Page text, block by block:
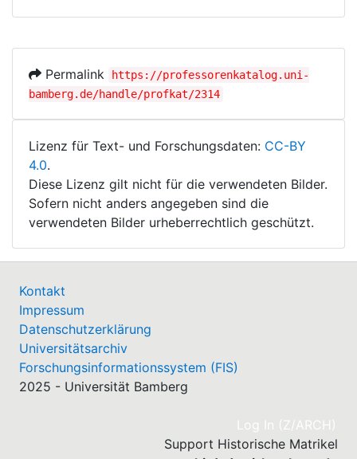
Permalink
https://professorenkatalog.uni-
bamberg.de/handle/profkat/2314
Lizenz für Text- und Forschungsdaten: CC-BY
4.0.
Diese Lizenz gilt nicht für die verwendeten Bilder.
Sofern nicht anders angegeben sind die
verwendeten Bilder urheberrechtlich geschützt.
Kontakt
Impressum
Datenschutzerklärung
Universitätsarchiv
Forschungsinformationssystem (FIS)
2025 - Universität Bamberg
Log In (Z/ARCH)
Support Historische Matrikel